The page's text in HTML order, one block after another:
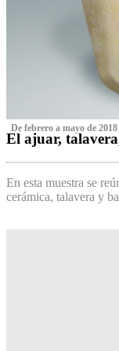
‌ De febrero a mayo de 2018
El ajuar,
En esta muestra se
cerámica, talavera y